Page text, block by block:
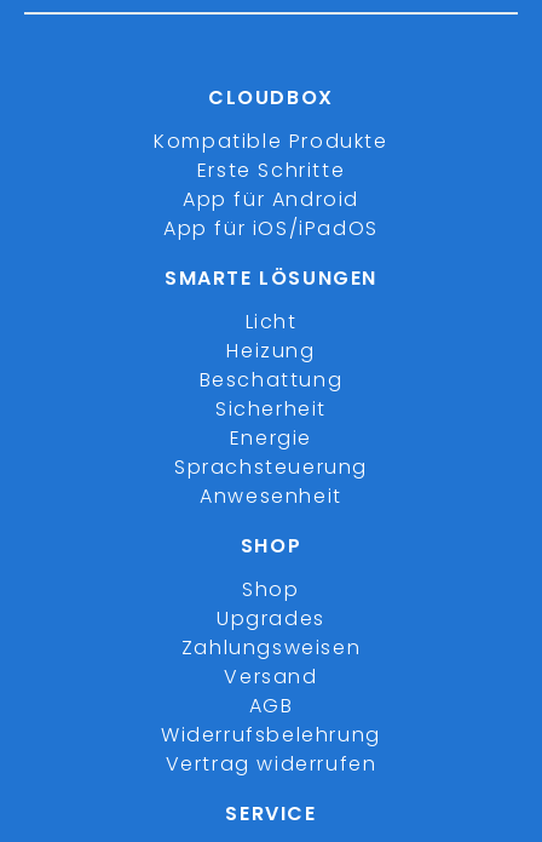
CLOUDBOX
Kompatible Produkte
Erste Schritte
App für Android
App für iOS/iPadOS
SMARTE LÖSUNGEN
Licht
Heizung
Beschattung
Sicherheit
Energie
Sprachsteuerung
Anwesenheit
SHOP
Shop
Upgrades
Zahlungsweisen
Versand
AGB
Widerrufsbelehrung
Vertrag widerrufen
SERVICE